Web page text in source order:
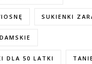
SUKIENKI
DLA 50 LATKI